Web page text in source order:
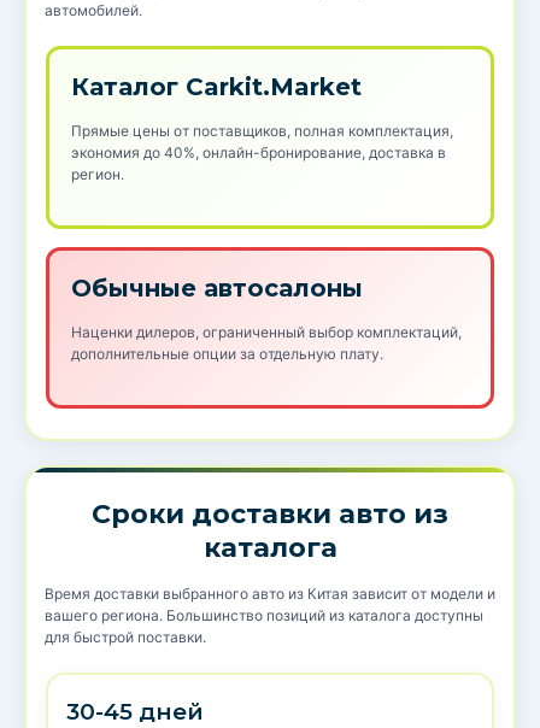
автомобилей.
Каталог Carkit.Market
Прямые цены от поставщиков, полная комплектация,
экономия до 40%, онлайн-бронирование, доставка в
регион.
Обычные автосалоны
Наценки дилеров, ограниченный выбор комплектаций,
дополнительные опции за отдельную плату.
Сроки доставки авто из
каталога
Время доставки выбранного авто из Китая зависит от модели и
вашего региона. Большинство позиций из каталога доступны
для быстрой поставки.
30-45 дней